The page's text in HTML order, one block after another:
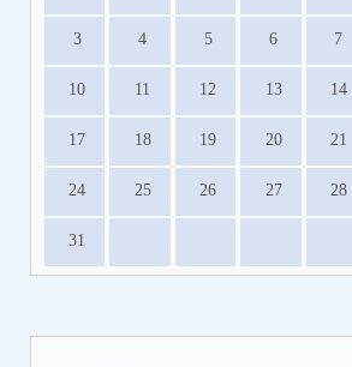
3 4 5 6 7
10 11 12 13 14
17 18 19 20 21
24 25 26 27 28
31